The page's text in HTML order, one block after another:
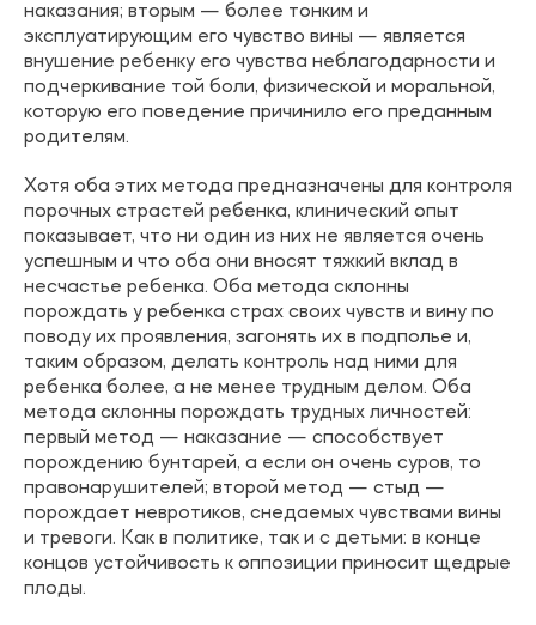
наказания; вторым — более тонким и
эксплуатирующим его чувство вины — является
внушение ребенку его чувства неблагодарности и
подчеркивание той боли, физической и моральной,
которую его поведение причинило его преданным
родителям.
Хотя оба этих метода предназначены для контроля
порочных страстей ребенка, клинический опыт
показывает, что ни один из них не является очень
успешным и что оба они вносят тяжкий вклад в
несчастье ребенка. Оба метода склонны
порождать у ребенка страх своих чувств и вину по
поводу их проявления, загонять их в подполье и,
таким образом, делать контроль над ними для
ребенка более, а не менее трудным делом. Оба
метода склонны порождать трудных личностей:
первый метод — наказание — способствует
порождению бунтарей, а если он очень суров, то
правонарушителей; второй метод — стыд —
порождает невротиков, снедаемых чувствами вины
и тревоги. Как в политике, так и с детьми: в конце
концов устойчивость к оппозиции приносит щедрые
плоды.